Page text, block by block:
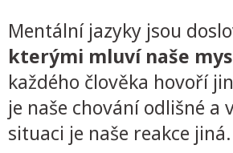
Mentální jazyky jsou
kterými mluví naše
každého člověka hovoří
je naše chování odlišné a
situaci je naše reakce jiná.